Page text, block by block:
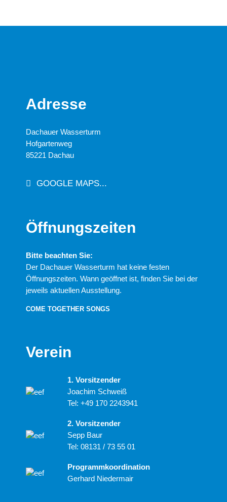
Adresse
Dachauer Wasserturm
Hofgartenweg
85221 Dachau
GOOGLE MAPS...
Öffnungszeiten
Bitte beachten Sie:
Der Dachauer Wasserturm hat keine festen
Öffnungszeiten. Wann geöffnet ist, finden Sie bei der
jeweils aktuellen Ausstellung.
COME TOGETHER SONGS
Verein
1. Vorsitzender
Joachim Schweiß
Tel: +49 170 2243941
2. Vorsitzender
Sepp Baur
Tel: 08131 / 73 55 01
Programmkoordination
Gerhard Niedermair